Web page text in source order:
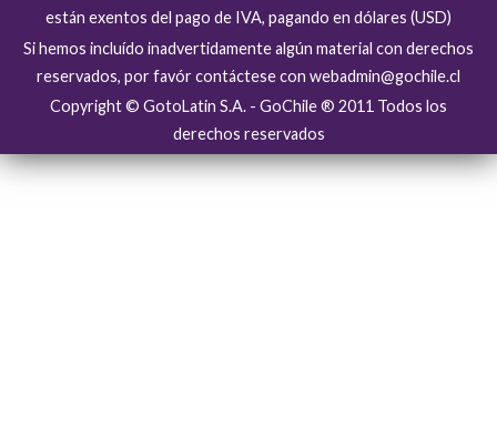
están exentos del pago de IVA, pagando en dólares (USD)
Si hemos incluído inadvertidamente algún material con derechos
reservados, por favór contáctese con webadmin@gochile.cl
Copyright © GotoLatin S.A. - GoChile ® 2011 Todos los
derechos reservados